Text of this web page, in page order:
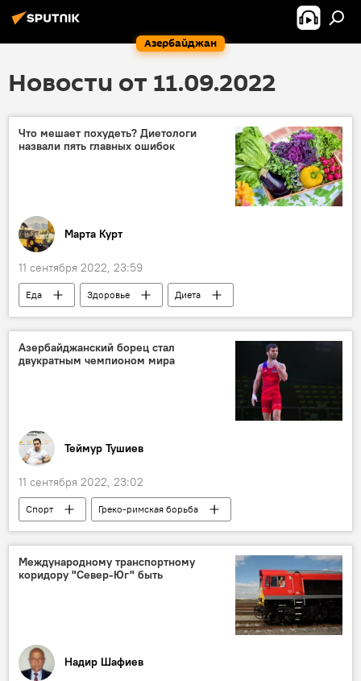
Азербайджан
Новости от 11.09.2022
Что мешает похудеть? Диетологи
назвали пять главных ошибок
Марта Курт
11 сентября 2022, 23:59
Еда Здоровье Диета
Азербайджанский борец стал
двукратным чемпионом мира
Теймур Тушиев
11 сентября 2022, 23:02
Спорт
Греко-римская борьба
Чемпионат мира
Венгрия
Азербайджан
Международному транспортному
коридору "Север-Юг" быть
Надир Шафиев